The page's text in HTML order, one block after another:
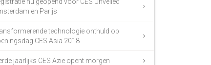
en Parijs
technologie onthuld op
CES Asia 2018
jaarlijks CES Azië opent morgen